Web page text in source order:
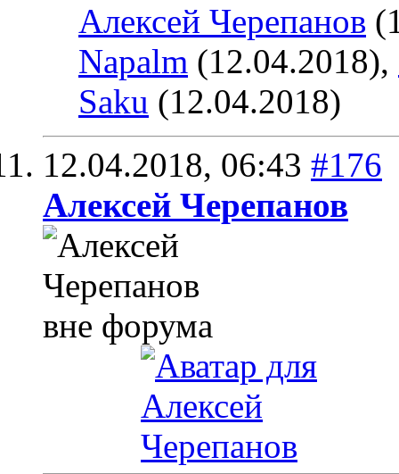
Алексей Черепанов
Napalm (12.04.2018),
Saku (12.04.2018)
12.04.2018, 06:43 #176
Алексей Черепанов